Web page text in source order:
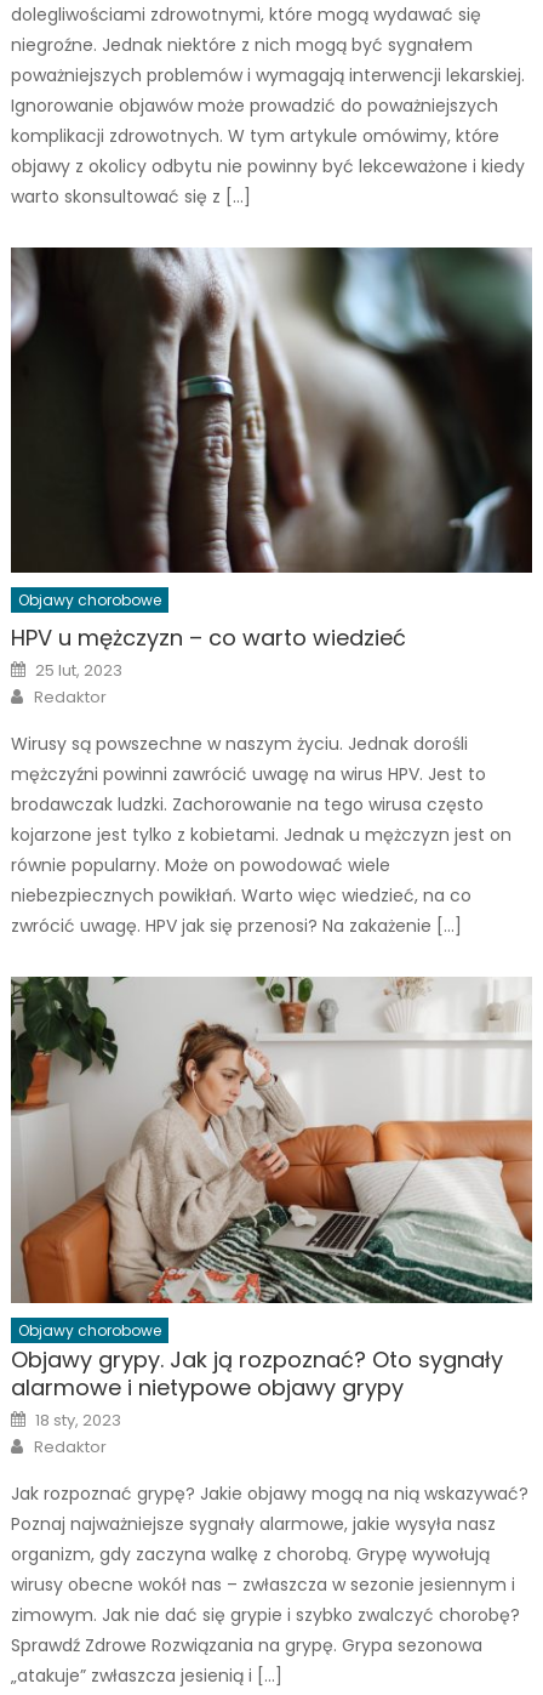
dolegliwościami zdrowotnymi, które mogą wydawać się
niegroźne. Jednak niektóre z nich mogą być sygnałem
poważniejszych problemów i wymagają interwencji lekarskiej.
Ignorowanie objawów może prowadzić do poważniejszych
komplikacji zdrowotnych. W tym artykule omówimy, które
objawy z okolicy odbytu nie powinny być lekceważone i kiedy
warto skonsultować się z […]
Objawy chorobowe
HPV u mężczyzn – co warto wiedzieć
Posted
on
25 lut, 2023
Author
Redaktor
Wirusy są powszechne w naszym życiu. Jednak dorośli
mężczyźni powinni zawrócić uwagę na wirus HPV. Jest to
brodawczak ludzki. Zachorowanie na tego wirusa często
kojarzone jest tylko z kobietami. Jednak u mężczyzn jest on
równie popularny. Może on powodować wiele
niebezpiecznych powikłań. Warto więc wiedzieć, na co
zwrócić uwagę. HPV jak się przenosi? Na zakażenie […]
Objawy chorobowe
Objawy grypy. Jak ją rozpoznać? Oto sygnały
alarmowe i nietypowe objawy grypy
Posted
on
18 sty, 2023
Author
Redaktor
Jak rozpoznać grypę? Jakie objawy mogą na nią wskazywać?
Poznaj najważniejsze sygnały alarmowe, jakie wysyła nasz
organizm, gdy zaczyna walkę z chorobą. Grypę wywołują
wirusy obecne wokół nas – zwłaszcza w sezonie jesiennym i
zimowym. Jak nie dać się grypie i szybko zwalczyć chorobę?
Sprawdź Zdrowe Rozwiązania na grypę. Grypa sezonowa
„atakuje” zwłaszcza jesienią i […]